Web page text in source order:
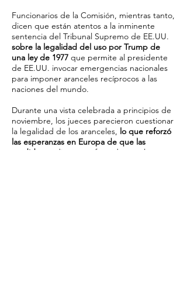
Funcionarios de la Comisión, mientras tanto,
dicen que están atentos a la inminente
sentencia del Tribunal Supremo de EE.UU.
sobre la legalidad del uso por Trump de
una ley de 1977 que permite al presidente
de EE.UU. invocar emergencias nacionales
para imponer aranceles recíprocos a las
naciones del mundo.
Durante una vista celebrada a principios de
noviembre, los jueces parecieron cuestionar
la legalidad de los aranceles, lo que reforzó
las esperanzas en Europa de que las
medidas
pudieran ser frenadas por la